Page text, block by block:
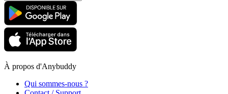
À propos d'Anybuddy
Qui sommes-nous ?